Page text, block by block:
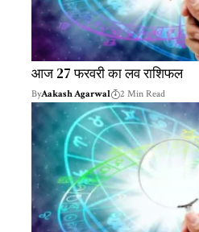
आज 27 फरवरी का लव राशिफल
ByAakash Agarwal 2 Min Read